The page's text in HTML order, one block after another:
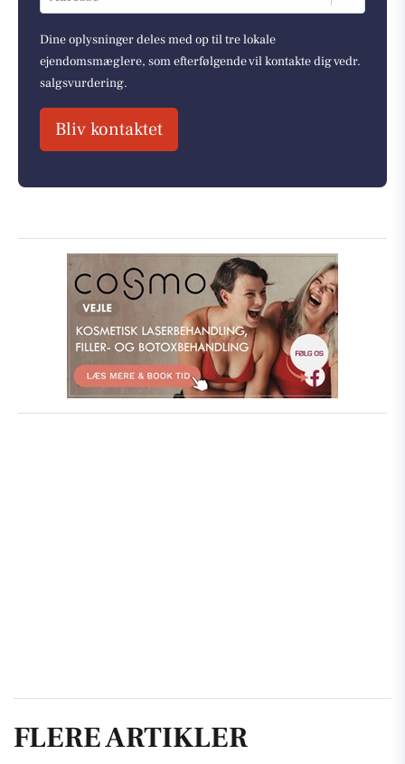
Dine oplysninger deles med op til tre lokale
ejendomsmæglere, som efterfølgende vil kontakte dig vedr.
salgsvurdering.
Bliv kontaktet
FLERE ARTIKLER